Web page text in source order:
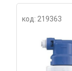
код: 219363